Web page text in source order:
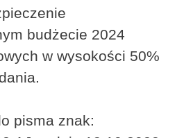
budżecie 2024
w wysokości 50%
pisma znak: